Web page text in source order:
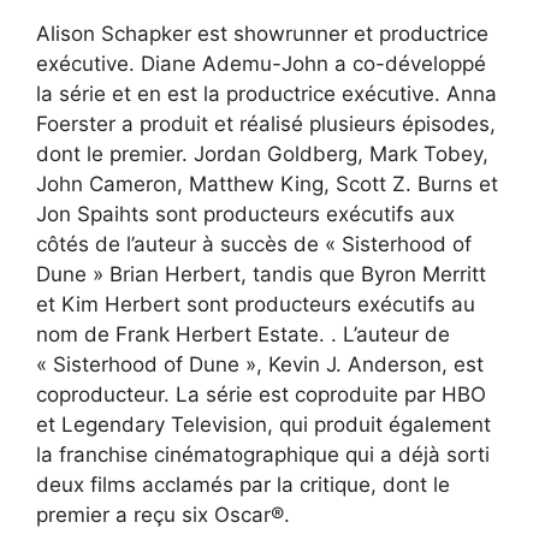
Alison Schapker est showrunner et productrice
exécutive. Diane Ademu-John a co-développé
la série et en est la productrice exécutive. Anna
Foerster a produit et réalisé plusieurs épisodes,
dont le premier. Jordan Goldberg, Mark Tobey,
John Cameron, Matthew King, Scott Z. Burns et
Jon Spaihts sont producteurs exécutifs aux
côtés de l’auteur à succès de « Sisterhood of
Dune » Brian Herbert, tandis que Byron Merritt
et Kim Herbert sont producteurs exécutifs au
nom de Frank Herbert Estate. . L’auteur de
« Sisterhood of Dune », Kevin J. Anderson, est
coproducteur. La série est coproduite par HBO
et Legendary Television, qui produit également
la franchise cinématographique qui a déjà sorti
deux films acclamés par la critique, dont le
premier a reçu six Oscar®.